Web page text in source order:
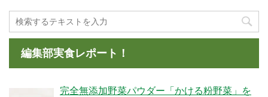
編集部実食レポート！
完全無添加野菜パウダー「かける粉野菜」を